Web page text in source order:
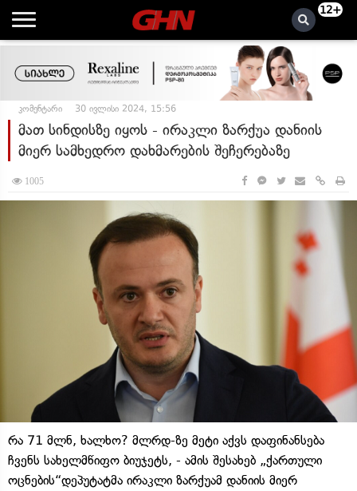
12+
კომენტარი 30 ივლისი 2024, 15:56
მათ სინდისზე იყოს - ირაკლი ზარქუა დანიის
მიერ სამხედრო დახმარების შეჩერებაზე
1005
რა 71 მლნ, ხალხო? მლრდ-ზე მეტი აქვს დაფინანსება
ჩვენს სახელმწიფო ბიუჯეტს, - ამის შესახებ „ქართული
ოცნების“დეპუტატმა ირაკლი ზარქუამ დანიის მიერ